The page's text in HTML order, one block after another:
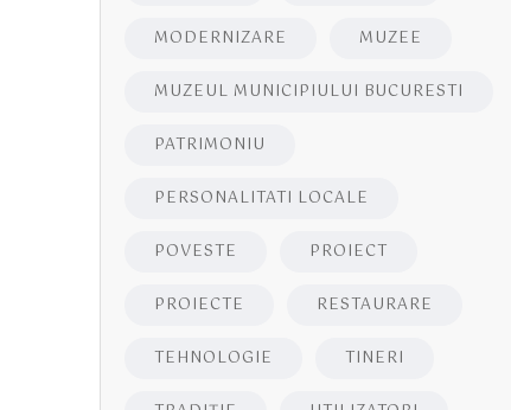
MODERNIZARE MUZEE
MUZEUL MUNICIPIULUI BUCURESTI
PATRIMONIU
PERSONALITATI LOCALE
POVESTE PROIECT
PROIECTE RESTAURARE
TEHNOLOGIE TINERI